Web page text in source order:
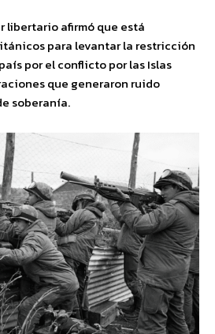
libertario afirmó que está
para levantar la restricción
por el conflicto por las Islas
que generaron ruido
soberanía.